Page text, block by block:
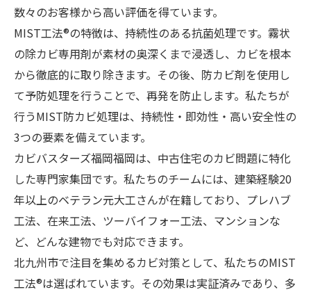
数々のお客様から高い評価を得ています。
MIST工法®の特徴は、持続性のある抗菌処理です。霧状
の除カビ専用剤が素材の奥深くまで浸透し、カビを根本
から徹底的に取り除きます。その後、防カビ剤を使用し
て予防処理を行うことで、再発を防止します。私たちが
行うMIST防カビ処理は、持続性・即効性・高い安全性の
3つの要素を備えています。
カビバスターズ福岡福岡は、中古住宅のカビ問題に特化
した専門家集団です。私たちのチームには、建築経験20
年以上のベテラン元大工さんが在籍しており、プレハブ
工法、在来工法、ツーバイフォー工法、マンションな
ど、どんな建物でも対応できます。
北九州市で注目を集めるカビ対策として、私たちのMIST
工法®は選ばれています。その効果は実証済みであり、多